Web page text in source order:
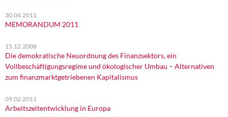
30.04.2011
MEMORANDUM 2011
15.12.2008
Die demokratische Neuordnung des Finanzsektors, ein
Vollbeschäftigungsregime und ökologischer Umbau – Alternativen
zum finanzmarktgetriebenen Kapitalismus
09.02.2011
Arbeitszeitentwicklung in Europa